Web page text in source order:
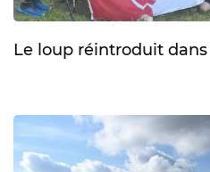
Le loup réintroduit